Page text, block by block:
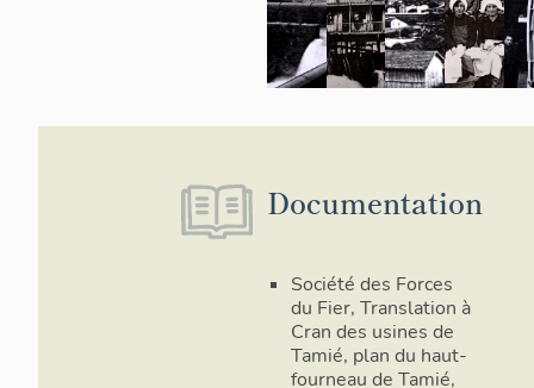
Documentation
Société des Forces
du Fier, Translation à
Cran des usines de
Tamié, plan du haut-
fourneau de Tamié,